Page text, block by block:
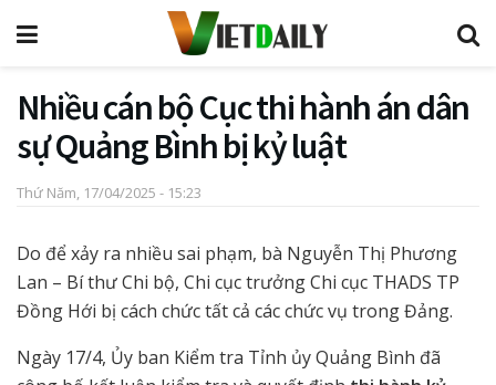
Nhiều cán bộ Cục thi hành án dân
sự Quảng Bình bị kỷ luật ​
Thứ Năm, 17/04/2025 - 15:23
Do để xảy ra nhiều sai phạm, bà Nguyễn Thị Phương
Lan – Bí thư Chi bộ, Chi cục trưởng Chi cục THADS TP
Đồng Hới bị cách chức tất cả các chức vụ trong Đảng.
Ngày 17/4, Ủy ban Kiểm tra Tỉnh ủy Quảng Bình đã